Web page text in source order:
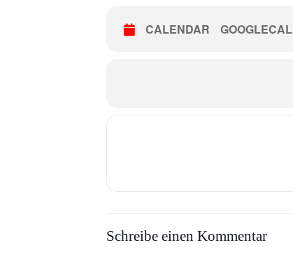
CALENDAR GOOGLECAL
Schreibe einen Kommentar